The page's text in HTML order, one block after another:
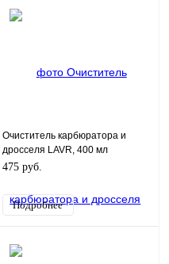
Очиститель карбюратора и
дросселя LAVR, 400 мл
475 руб.
Подробнее